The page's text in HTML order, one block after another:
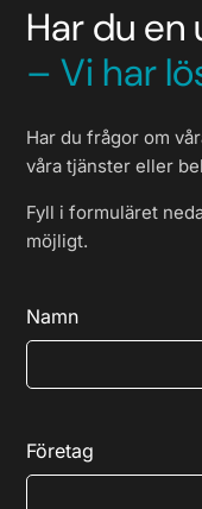
Har du en
– Vi har
Har du frågor om
våra tjänster eller
Fyll i formuläret
möjligt.
Namn
Företag